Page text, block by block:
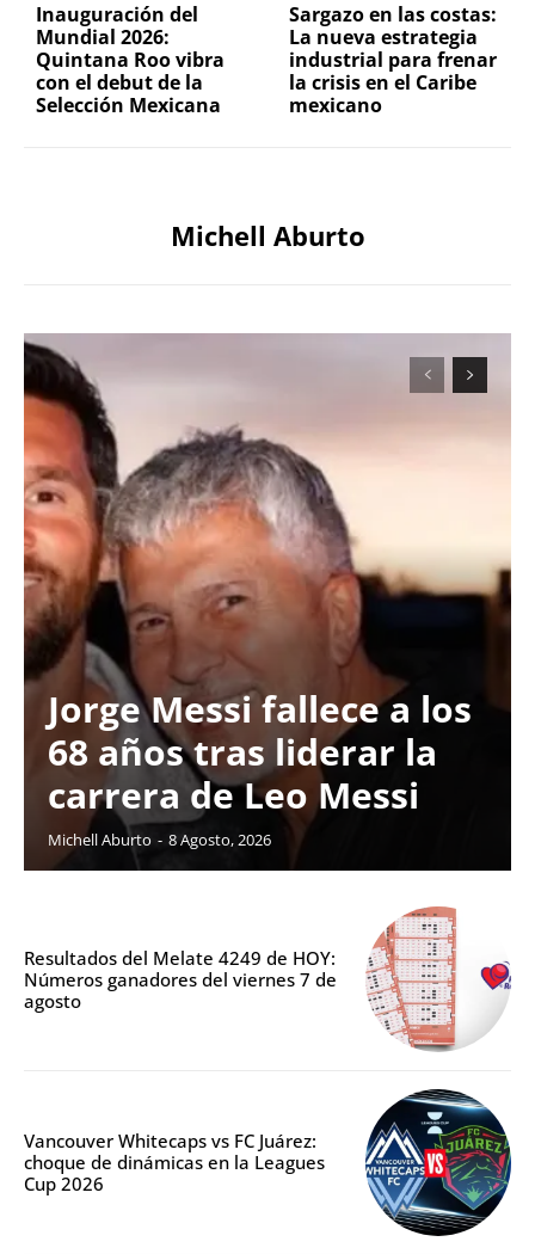
Inauguración del
Mundial 2026:
Quintana Roo vibra
con el debut de la
Selección Mexicana
Sargazo en las costas:
La nueva estrategia
industrial para frenar
la crisis en el Caribe
mexicano
Michell Aburto
Jorge Messi fallece a los
68 años tras liderar la
carrera de Leo Messi
Michell Aburto - 8 Agosto, 2026
Resultados del Melate 4249 de HOY:
Números ganadores del viernes 7 de
agosto
Vancouver Whitecaps vs FC Juárez:
choque de dinámicas en la Leagues
Cup 2026